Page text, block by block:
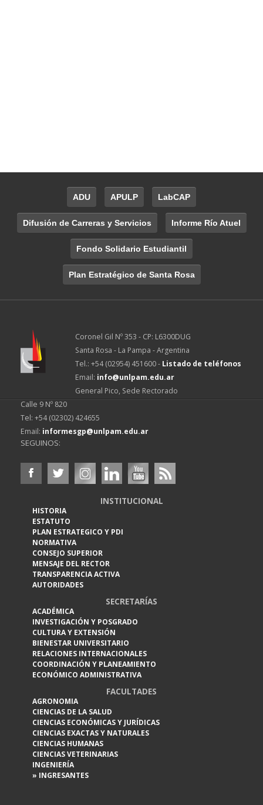
ADU APULP LabCAP
Difusión de Carreras y Servicios Informe Río Atuel
Fondo Solidario Estudiantil
Plan Estratégico de Santa Rosa
Coronel Gil Nº 353 - CP: L6300DUG
Santa Rosa - La Pampa - Argentina
Tel.: +54 (02954) 451600 - Listado de teléfonos
Email: info@unlpam.edu.ar
General Pico, Sede Rectorado
Calle 9 Nº 820
Tel: +54 (02302) 424655
Email: informesgp@unlpam.edu.ar
SEGUINOS:
INSTITUCIONAL
HISTORIA
ESTATUTO
PLAN ESTRATEGICO Y PDI
NORMATIVA
CONSEJO SUPERIOR
MENSAJE DEL RECTOR
TRANSPARENCIA ACTIVA
AUTORIDADES
SECRETARÍAS
ACADÉMICA
INVESTIGACIÓN Y POSGRADO
CULTURA Y EXTENSIÓN
BIENESTAR UNIVERSITARIO
RELACIONES INTERNACIONALES
COORDINACIÓN Y PLANEAMIENTO
ECONÓMICO ADMINISTRATIVA
FACULTADES
AGRONOMIA
CIENCIAS DE LA SALUD
CIENCIAS ECONÓMICAS Y JURÍDICAS
CIENCIAS EXACTAS Y NATURALES
CIENCIAS HUMANAS
CIENCIAS VETERINARIAS
INGENIERÍA
» INGRESANTES